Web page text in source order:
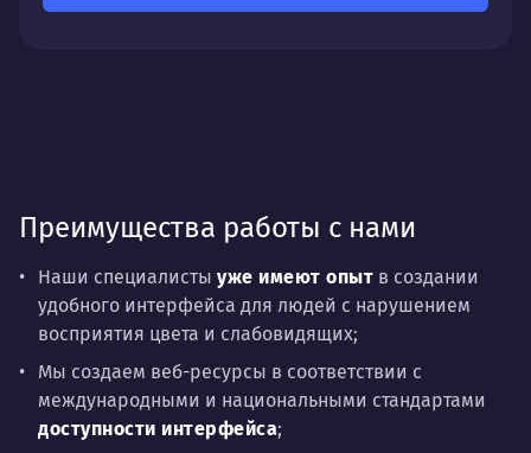
Преимущества работы с нами
Наши специалисты уже имеют опыт в создании
удобного интерфейса для людей с нарушением
восприятия цвета и слабовидящих;
Мы создаем веб-ресурсы в соответствии с
международными и национальными стандартами
доступности интерфейса;